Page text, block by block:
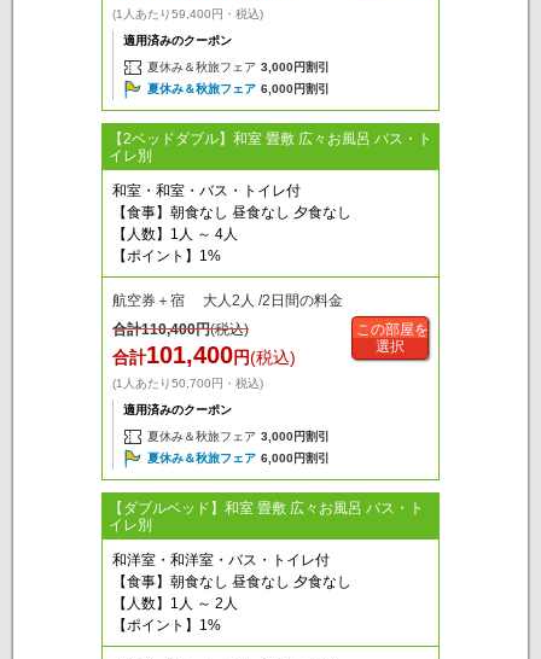
(1人あたり59,400円・税込)
適用済みのクーポン
夏休み＆秋旅フェア 3,000円割引
夏休み＆秋旅フェア 6,000円割引
【2ベッドダブル】和室 畳敷 広々お風呂 バス・ト
イレ別
和室・和室・バス・トイレ付
【食事】朝食なし 昼食なし 夕食なし
【人数】1人 ～ 4人
【ポイント】1%
航空券＋宿 大人2人 /2日間の料金
合計110,400円(税込)
合計101,400円(税込)
(1人あたり50,700円・税込)
適用済みのクーポン
夏休み＆秋旅フェア 3,000円割引
夏休み＆秋旅フェア 6,000円割引
この部屋を
選択
【ダブルベッド】和室 畳敷 広々お風呂 バス・ト
イレ別
和洋室・和洋室・バス・トイレ付
【食事】朝食なし 昼食なし 夕食なし
【人数】1人 ～ 2人
【ポイント】1%